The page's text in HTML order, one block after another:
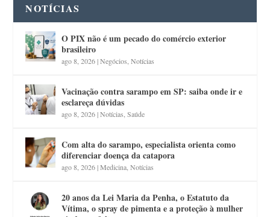
NOTÍCIAS
O PIX não é um pecado do comércio exterior
brasileiro
ago 8, 2026|Negócios ,Notícias
Vacinação contra sarampo em SP: saiba onde ir e
esclareça dúvidas
ago 8, 2026|Notícias ,Saúde
Com alta do sarampo, especialista orienta como
diferenciar doença da catapora
ago 8, 2026|Medicina ,Notícias
20 anos da Lei Maria da Penha, o Estatuto da
Vítima, o spray de pimenta e a proteção à mulher